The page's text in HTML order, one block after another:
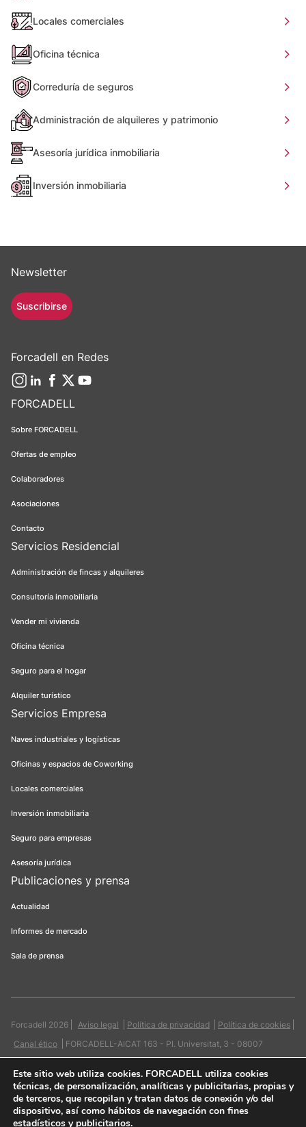
Locales comerciales
Oficina técnica
Correduría de seguros
Administración de alquileres y patrimonio
Asesoría jurídica inmobiliaria
Inversión inmobiliaria
FORCADELL
Sobre FORCADELL
Ofertas de empleo
Colaboradores
Asociaciones
Contacto
Servicios Residencial
Administración de fincas y alquileres
Consultoría inmobiliaria
Vender mi vivienda
Oficina técnica
Seguro para el hogar
Alquiler turístico
Servicios Empresa
Naves industriales y logísticas
Oficinas y espacios de Coworking
Locales comerciales
Inversión inmobiliaria
Seguro para empresas
Asesoría jurídica
Publicaciones y prensa
Actualidad
Informes de mercado
Sala de prensa
Newsletter
Suscribirse
Forcadell en Redes
Forcadell 2026 Aviso legal Política de privacidad
Política de cookies
Canal ético
FORCADELL-AICAT 163 - Pl. Universitat, 3 - 08007
Este sitio web utiliza cookies. FORCADELL utiliza cookies
técnicas, de personalización, analíticas y publicitarias, propias y
de terceros, que recopilan y tratan datos de conexión y/o del
dispositivo, así como hábitos de navegación con fines
estadísticos y publicitarios.